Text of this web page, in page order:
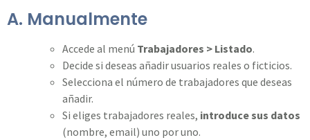
A. Manualmente
Accede al menú Trabajadores > Listado.
Decide si deseas añadir usuarios reales o ficticios.
Selecciona el número de trabajadores que deseas
añadir.
Si eliges trabajadores reales, introduce sus datos
(nombre, email) uno por uno.